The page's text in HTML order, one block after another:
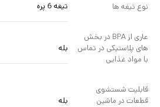
نوع تیغه ها تیغه 6 پره
عاری از BPA در بخش
های پلاستیکی در تماس
با مواد غذایی
بله
قابلیت شستشوی
قطعات در ماشین
بله